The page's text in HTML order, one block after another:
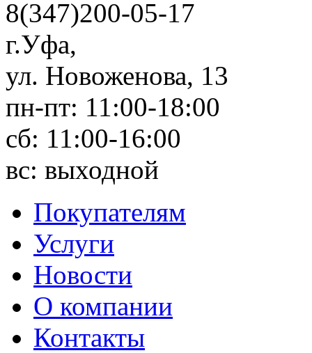
8(347)200-05-17
г.Уфа,
ул. Новоженова, 13
пн-пт: 11:00-18:00
сб: 11:00-16:00
вс: выходной
Покупателям
Услуги
Новости
О компании
Контакты